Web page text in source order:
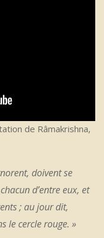
de Râmakrishna,
doivent se
d’entre eux, et
; au jour dit,
le cercle rouge. »